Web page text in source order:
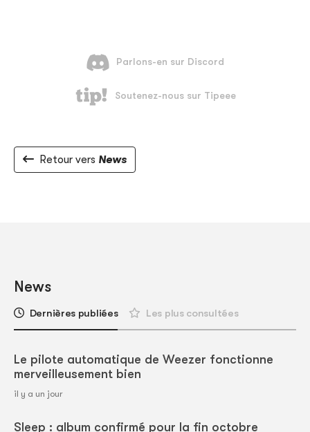
Retour vers News
News
Dernières publiées Les plus consultées
Le pilote automatique de Weezer fonctionne
merveilleusement bien
il y a un jour
Sleep : album confirmé pour la fin octobre